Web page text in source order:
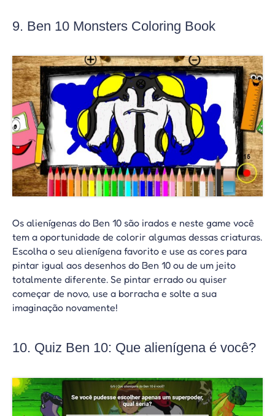
9. Ben 10 Monsters Coloring Book
Os alienígenas do Ben 10 são irados e neste game você
tem a oportunidade de colorir algumas dessas criaturas.
Escolha o seu alienígena favorito e use as cores para
pintar igual aos desenhos do Ben 10 ou de um jeito
totalmente diferente. Se pintar errado ou quiser
começar de novo, use a borracha e solte a sua
imaginação novamente!
10. Quiz Ben 10: Que alienígena é você?